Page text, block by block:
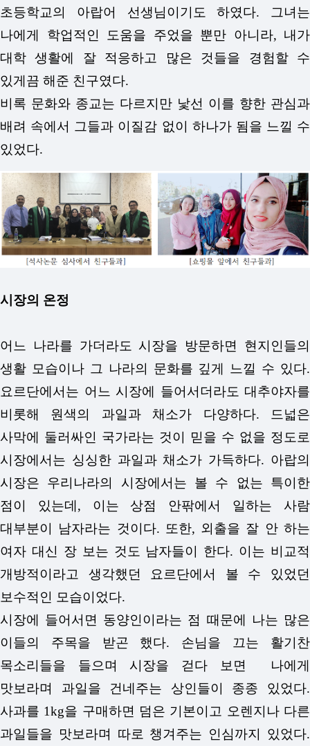
초등학교의 아랍어 선생님이기도 하였다. 그녀는
나에게 학업적인 도움을 주었을 뿐만 아니라, 내가
대학 생활에 잘 적응하고 많은 것들을 경험할 수
있게끔 해준 친구였다.
비록 문화와 종교는 다르지만 낯선 이를 향한 관심과
배려 속에서 그들과 이질감 없이 하나가 됨을 느낄 수
있었다.
시장의 온정
어느 나라를 가더라도 시장을 방문하면 현지인들의
생활 모습이나 그 나라의 문화를 깊게 느낄 수 있다.
요르단에서는 어느 시장에 들어서더라도 대추야자를
비롯해 원색의 과일과 채소가 다양하다. 드넓은
사막에 둘러싸인 국가라는 것이 믿을 수 없을 정도로
시장에서는 싱싱한 과일과 채소가 가득하다. 아랍의
시장은 우리나라의 시장에서는 볼 수 없는 특이한
점이 있는데, 이는 상점 안팎에서 일하는 사람
대부분이 남자라는 것이다. 또한, 외출을 잘 안 하는
여자 대신 장 보는 것도 남자들이 한다. 이는 비교적
개방적이라고 생각했던 요르단에서 볼 수 있었던
보수적인 모습이었다.
시장에 들어서면 동양인이라는 점 때문에 나는 많은
이들의 주목을 받곤 했다. 손님을 끄는 활기찬
목소리들을 들으며 시장을 걷다 보면 나에게
맛보라며 과일을 건네주는 상인들이 종종 있었다.
사과를 1kg을 구매하면 덤은 기본이고 오렌지나 다른
과일들을 맛보라며 따로 챙겨주는 인심까지 있었다.